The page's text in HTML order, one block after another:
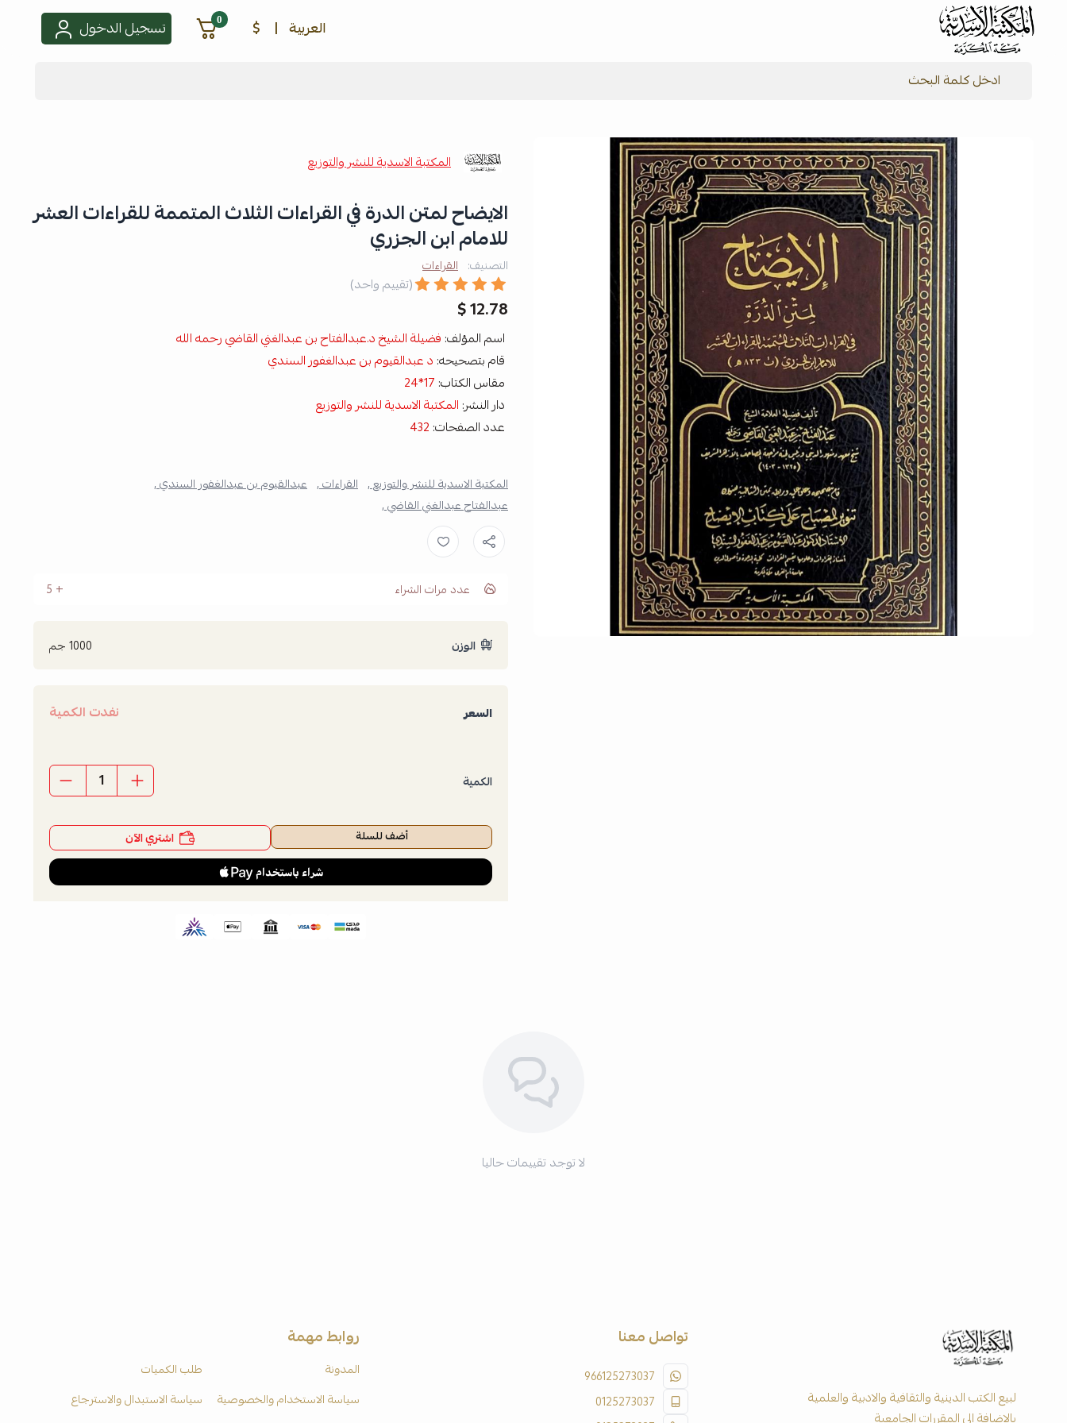
شركة المكتبة الأسدية للنشر والتوزيع العربية |
$
0 تسجيل الدخول
المكتبة الاسدية للنشر والتوزيع
الايضاح لمتن الدرة في القراءات الثلاث المتممة للقراءات العشر
للامام ابن الجزري
التصنيف: القراءات
(تقييم واحد)
12.78 $
اسم المؤلف: فضيلة الشيخ د.عبدالفتاح بن عبدالغني القاضي رحمه الله
قام بتصحيحه: د عبدالقيوم بن عبدالغفور السندي
مقاس الكتاب: 17*24
دار النشر: المكتبة الاسدية للنشر والتوزيع
عدد الصفحات: 432
المكتبة الاسدية للنشر والتوزيع , القراءات , عبدالقيوم بن عبدالغفور السندي ,
عبدالفتاح عبدالغني القاضي ,
عدد مرات الشراء 5
الوزن 1000 جم
السعر نفدت الكمية
الكمية
أضف للسلة اشتري الآن
لا توجد تقييمات حاليا
لبيع الكتب الدينية والثقافية والادبية والعلمية
بالاضافة الى المقررات الجامعية
تواصل معنا
966125273037
0125273037
روابط مهمة
المدونة
طلب الكميات
سياسة الاستخدام والخصوصية
سياسة الاستبدال والاسترجاع